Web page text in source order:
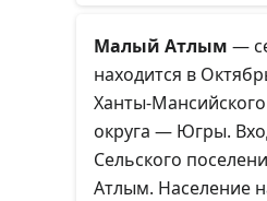
существовавший в
бронзовом веке в
до н. э. Ей
культуры неолита, а
наследовала —
протовилланова.
Малый Атлым —
находится в
Ханты-
округа — Югры.
Сельского
Атлым. Население